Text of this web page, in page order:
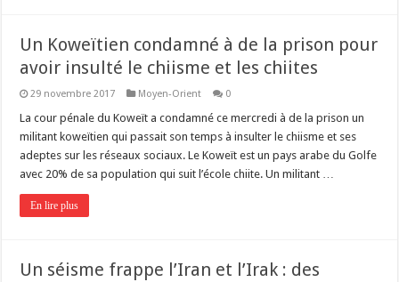
Un Koweïtien condamné à de la prison pour
avoir insulté le chiisme et les chiites
29 novembre 2017 Moyen-Orient 0
La cour pénale du Koweït a condamné ce mercredi à de la prison un
militant koweïtien qui passait son temps à insulter le chiisme et ses
adeptes sur les réseaux sociaux. Le Koweït est un pays arabe du Golfe
avec 20% de sa population qui suit l’école chiite. Un militant …
En lire plus
Un séisme frappe l’Iran et l’Irak : des